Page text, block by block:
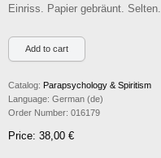
Einriss. Papier gebräunt. Selten.
Catalog: Parapsychology & Spiritism
Language: German (de)
Order Number: 016179
Price: 38,00 €